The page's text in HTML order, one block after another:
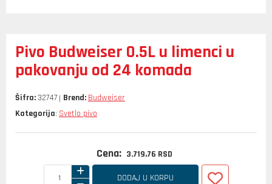
Pivo Budweiser 0.5L u limenci u
pakovanju od 24 komada
Šifra: 32747 Brend: Budweiser
Kategorija: Svetlo pivo
Cena: 3.719,76 RSD
DODAJ U KORPU